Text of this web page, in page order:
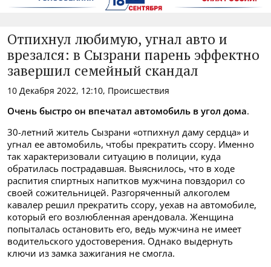
Отпихнул любимую, угнал авто и
врезался: в Сызрани парень эффектно
завершил семейный скандал
10 Декабря 2022, 12:10, Происшествия
Очень быстро он впечатал автомобиль в угол дома.
30-летний житель Сызрани «отпихнул даму сердца» и
угнал ее автомобиль, чтобы прекратить ссору. Именно
так характеризовали ситуацию в полиции, куда
обратилась пострадавшая. Выяснилось, что в ходе
распития спиртных напитков мужчина повздорил со
своей сожительницей. Разгоряченный алкоголем
кавалер решил прекратить ссору, уехав на автомобиле,
который его возлюбленная арендовала. Женщина
попыталась остановить его, ведь мужчина не имеет
водительского удостоверения. Однако выдернуть
ключи из замка зажигания не смогла.